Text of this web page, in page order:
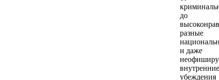
до
разные
и даже
внутренние
убеждения